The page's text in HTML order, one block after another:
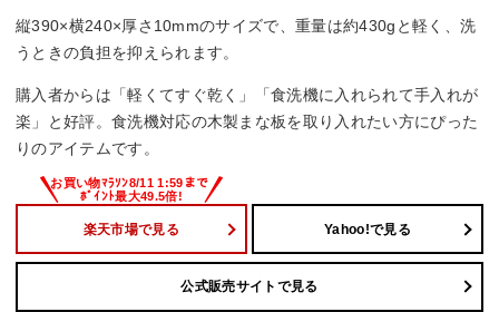
縦390×横240×厚さ10mmのサイズで、重量は約430gと軽く、洗
うときの負担を抑えられます。
購入者からは「軽くてすぐ乾く」「食洗機に入れられて手入れが
楽」と好評。食洗機対応の木製まな板を取り入れたい方にぴった
りのアイテムです。
楽天市場で見る Yahoo!で見る
公式販売サイトで見る